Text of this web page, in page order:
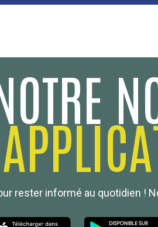
rester informé au quotidien !